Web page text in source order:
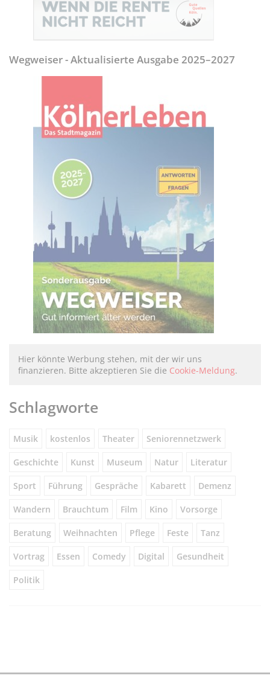
Wegweiser - Aktualisierte Ausgabe 2025–2027
Hier könnte Werbung stehen, mit der wir uns
finanzieren. Bitte akzeptieren Sie die Cookie-Meldung.
Schlagworte
Musik kostenlos Theater Seniorennetzwerk
Geschichte Kunst Museum Natur Literatur
Sport Führung Gespräche Kabarett Demenz
Wandern Brauchtum Film Kino Vorsorge
Beratung Weihnachten Pflege Feste Tanz
Vortrag Essen Comedy Digital Gesundheit
Politik